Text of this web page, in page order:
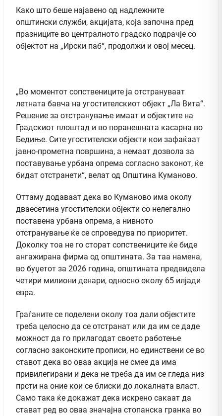
Како што беше најавено од надлежните
општински служби, акцијата, која започна пред
празниците во централното градско подрачје со
објектот на „Ирски паб“, продолжи и овој месец.
„Во моментот сопствениците ја отстрануваат
летната бавча на угостителскиот објект „Ла Вита“.
Решение за отстранување имаат и објектите на
Градскиот плоштад и во поранешната касарна во
Бедиње. Сите угостителски објекти кои зафаќаат
јавно-прометна површина, а немаат дозвола за
поставување урбана опрема согласно законот, ќе
бидат отстранети“, велат од Општина Куманово.
Оттаму додаваат дека во Куманово има околу
дваесетина угостителски објекти со нелегално
поставена урбана опрема, а нивното
отстранување ќе се спроведува по приоритет.
Доколку тоа не го сторат сопствениците ќе биде
ангажирана фирма од општината. За таа намена,
во буџетот за 2026 година, општината предвидела
четири милиони денари, односно околу 65 илјади
евра.
Граѓаните се поделени околу тоа дали објектите
треба целосно да се отстранат или да им се даде
можност да го прилагодат своето работење
согласно законските прописи, но единствени се во
ставот дека во оваа акција не смее да има
привилегирани и дека не треба да им се гледа низ
прсти на оние кои се блиски до локалната власт.
Само така ќе докажат дека искрено сакаат да
стават ред во оваа значајна стопанска гранка во